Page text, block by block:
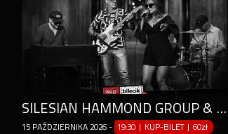
SILESIAN HAMMOND GROUP & PAULINA GOŁĘBIOWSKA
15 PAŹDZIERNIKA 2026 - 19:30 | KUP-BILET | 60zł